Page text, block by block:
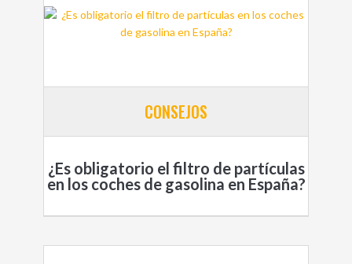
CONSEJOS
¿Es obligatorio el filtro de partículas
en los coches de gasolina en España?